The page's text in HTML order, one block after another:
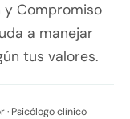
y Compromiso
a manejar
tus valores.
Psicólogo clínico